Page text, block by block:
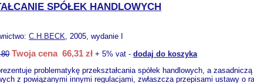
SPÓŁEK HANDLOWYCH
C.H.BECK, 2005, wydanie I
Twoja cena 66,31 zł + 5% vat - dodaj do koszyka
problematykę przekształcania spółek handlowych, a
z powiązanymi innymi regulacjami, zwłaszcza przepisami ustawy o